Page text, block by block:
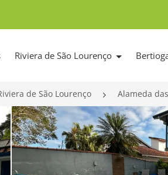
Riviera de São Lourenço
de São Lourenço Alameda